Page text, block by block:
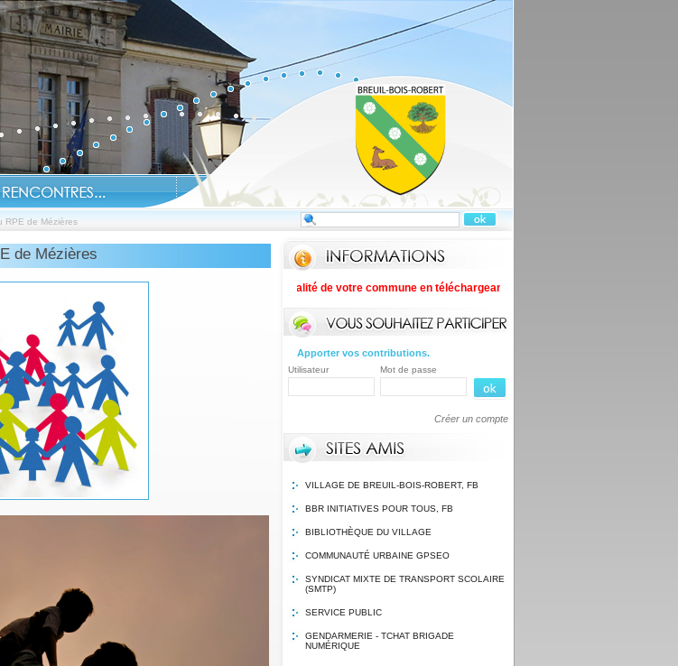
RPE de Mézières
de Mézières
Soyez informés en temps réel de l'actualité de votre commune en téléchargeant PanneauPocket sur votre
Apporter vos contributions.
Utilisateur Mot de passe
Créer un compte
VILLAGE DE BREUIL-BOIS-ROBERT, FB
BBR INITIATIVES POUR TOUS, FB
BIBLIOTHÈQUE DU VILLAGE
COMMUNAUTÉ URBAINE GPSEO
SYNDICAT MIXTE DE TRANSPORT SCOLAIRE
(SMTP)
SERVICE PUBLIC
GENDARMERIE - TCHAT BRIGADE
NUMÉRIQUE